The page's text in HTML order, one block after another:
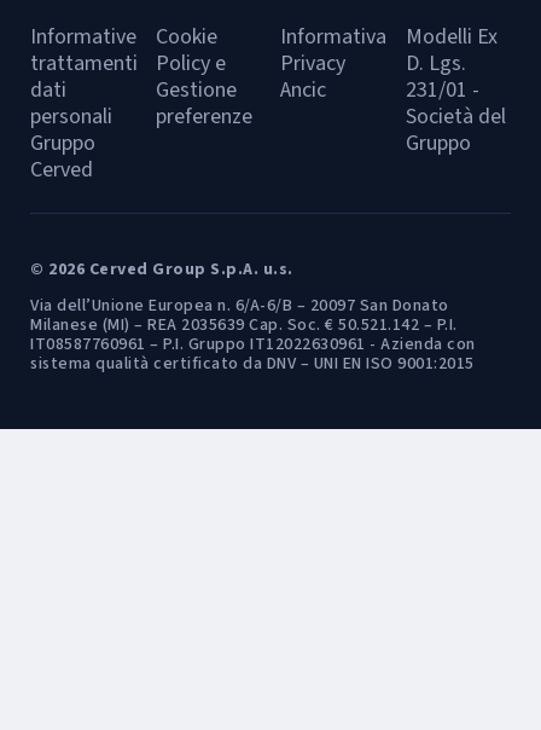
Informative
trattamenti
dati
personali
Gruppo
Cerved
Cookie
Policy e
Gestione
preferenze
Informativa
Privacy
Ancic
Modelli Ex
D. Lgs.
231/01 -
Società del
Gruppo
© 2026 Cerved Group S.p.A. u.s.
Via dell’Unione Europea n. 6/A-6/B – 20097 San Donato
Milanese (MI) – REA 2035639 Cap. Soc. € 50.521.142 – P.I.
IT08587760961 – P.I. Gruppo IT12022630961 - Azienda con
sistema qualità certificato da DNV – UNI EN ISO 9001:2015